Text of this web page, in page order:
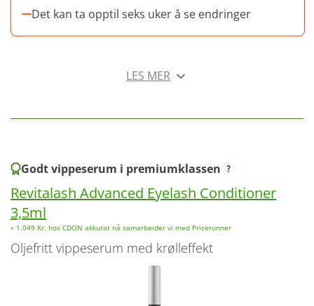
Det kan ta opptil seks uker å se endringer
LES MER
Godt vippeserum i premiumklassen
Revitalash Advanced Eyelash Conditioner
3,5ml
» 1.049 Kr. hos CDON akkurat nå samarbeider vi med Pricerunner
oljefritt vippeserum med krølleffekt